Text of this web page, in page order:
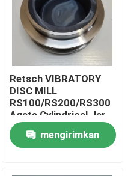
Retsch VIBRATORY
DISC MILL
RS100/RS200/RS300
Agate Cylindrical Jar
Dengan Kapasitas
50mL mengirimkan